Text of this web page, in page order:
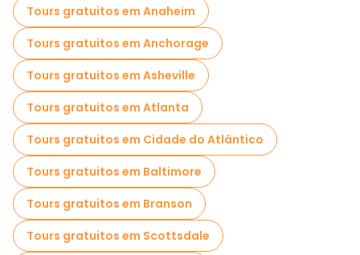
Tours gratuitos em Anaheim
Tours gratuitos em Anchorage
Tours gratuitos em Asheville
Tours gratuitos em Atlanta
Tours gratuitos em Cidade do Atlântico
Tours gratuitos em Baltimore
Tours gratuitos em Branson
Tours gratuitos em Scottsdale